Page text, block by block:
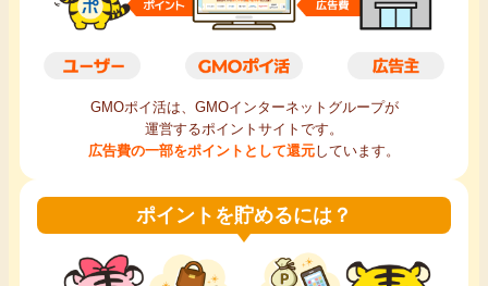
特集一覧
ヘルプセンター
GMOポイ活は、GMOインターネットグループが
運営するポイントサイトです。
広告費の一部をポイントとして還元しています。
ポイントを貯めるには？